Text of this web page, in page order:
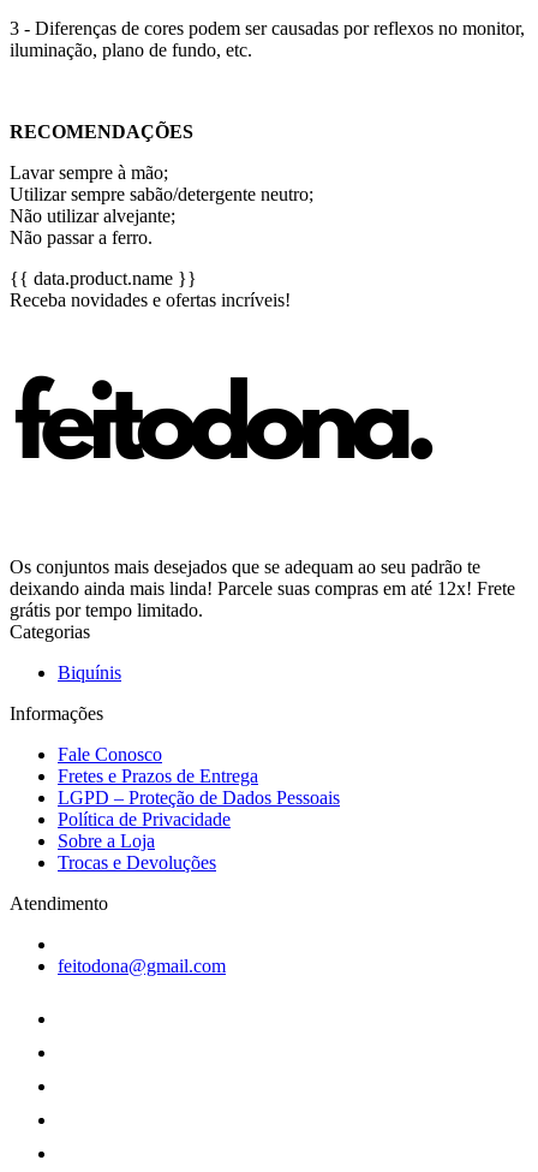
3 - Diferenças de cores podem ser causadas por reflexos no monitor,
iluminação, plano de fundo, etc.
RECOMENDAÇÕES
Lavar sempre à mão;
Utilizar sempre sabão/detergente neutro;
Não utilizar alvejante;
Não passar a ferro.
{{ data.product.name }}
Receba novidades e ofertas incríveis!
Os conjuntos mais desejados que se adequam ao seu padrão te
deixando ainda mais linda! Parcele suas compras em até 12x! Frete
grátis por tempo limitado.
Categorias
Biquínis
Informações
Fale Conosco
Fretes e Prazos de Entrega
LGPD – Proteção de Dados Pessoais
Política de Privacidade
Sobre a Loja
Trocas e Devoluções
Atendimento
feitodona@gmail.com